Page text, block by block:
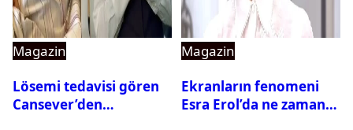
Magazin
Lösemi tedavisi gören
Cansever’den
Magazin
Ekranların fenomeni
Esra Erol’da ne zaman